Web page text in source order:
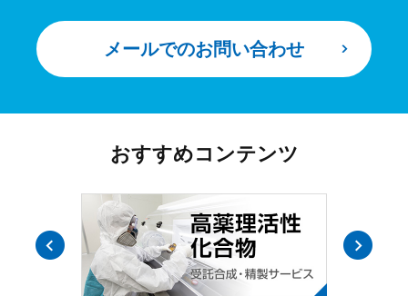
メールでのお問い合わせ
おすすめコンテンツ